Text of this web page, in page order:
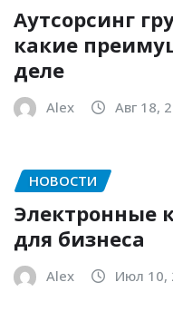
Аутсорсинг
какие
деле
Alex Авг 18,
НОВОСТИ
Электронные
для бизнеса
Alex Июл 10,